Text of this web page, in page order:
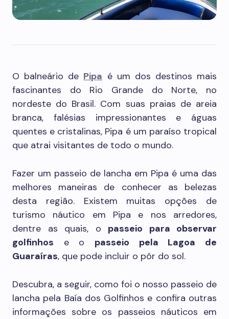
O balneário de Pipa é um dos destinos mais
fascinantes do Rio Grande do Norte, no
nordeste do Brasil. Com suas praias de areia
branca, falésias impressionantes e águas
quentes e cristalinas, Pipa é um paraíso tropical
que atrai visitantes de todo o mundo.
Fazer um passeio de lancha em Pipa é uma das
melhores maneiras de conhecer as belezas
desta região. Existem muitas opções de
turismo náutico em Pipa e nos arredores,
dentre as quais, o passeio para observar
golfinhos e o passeio pela Lagoa de
Guaraíras, que pode incluir o pôr do sol.
Descubra, a seguir, como foi o nosso passeio de
lancha pela Baía dos Golfinhos e confira outras
informações sobre os passeios náuticos em